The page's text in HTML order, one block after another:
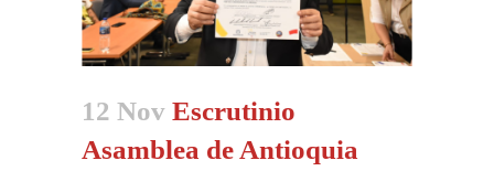
12 Nov Escrutinio
Asamblea de Antioquia